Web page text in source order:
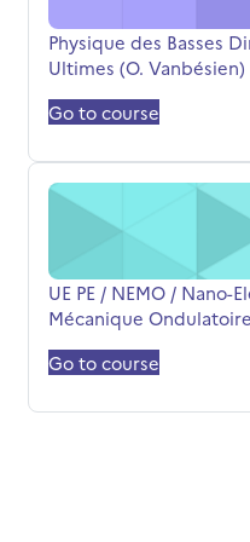
Όνομα μαθήματος
Physique des Basses
Ultimes (O. Vanbésien)
Go to course
UE PE / NEMO /
Όνομα μαθήματος
UE PE / NEMO /
Mécanique
Go to course